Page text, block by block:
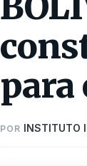
POR INSTITUTO